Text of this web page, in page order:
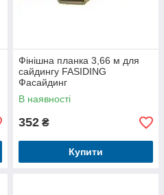
Фінішна планка 3,66 м для
сайдингу FASIDING
Фасайдинг
В наявності
352 ₴
Купити